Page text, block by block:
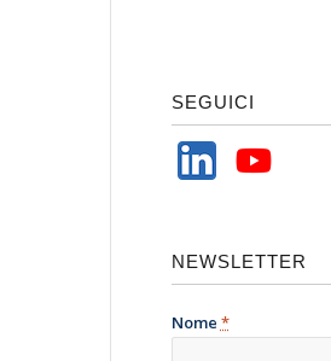
SEGUICI
NEWSLETTER
Nome *